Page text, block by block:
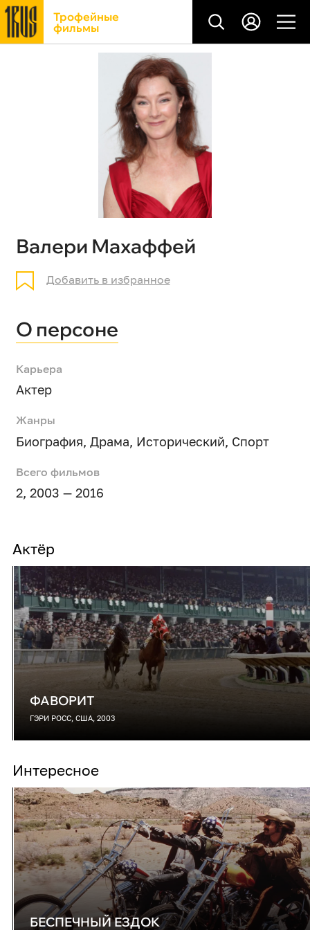
Трофейные
фильмы
Валери Махаффей
Добавить в избранное
О персоне
Карьера
Актер
Жанры
Биография, Драма, Исторический, Спорт
Всего фильмов
2, 2003 — 2016
Актёр
ФАВОРИТ
ГЭРИ РОСС, США, 2003
Интересное
БЕСПЕЧНЫЙ ЕЗДОК